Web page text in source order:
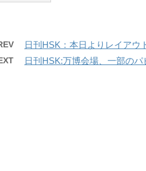
日刊HSK：本日よりレイアウ
日刊HSK:万博会場、一部の